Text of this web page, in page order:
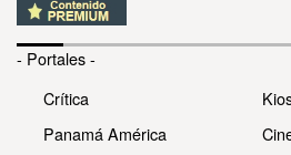
- Portales -
Crítica
Panamá América